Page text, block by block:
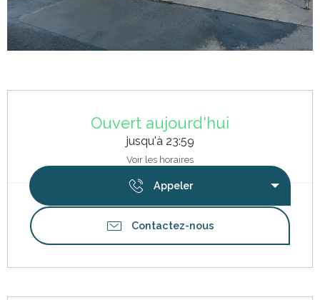
Ouvert aujourd'hui
jusqu'à 23:59
Voir les horaires
Appeler
Contactez-nous